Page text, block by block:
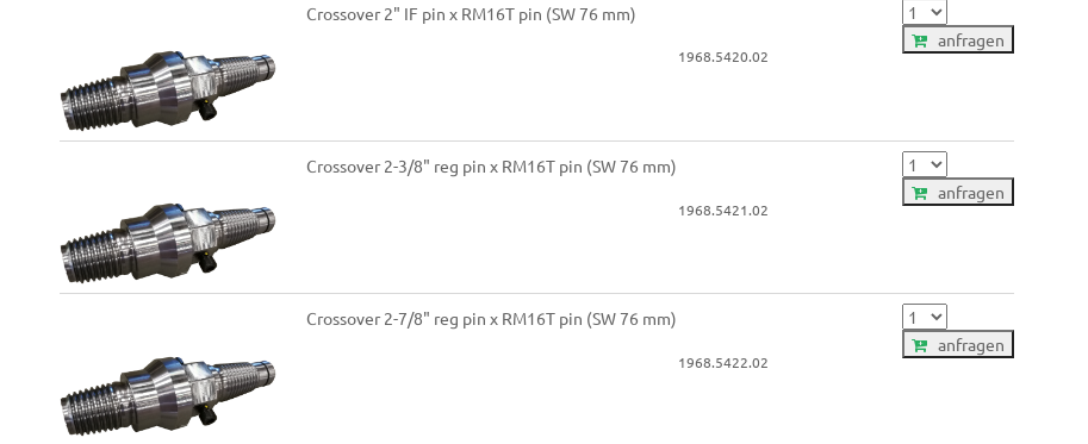
Crossover 2" IF pin x RM16T pin (SW 76 mm)
1968.5420.02
anfragen
Crossover 2-3/8" reg pin x RM16T pin (SW 76 mm)
1968.5421.02
anfragen
Crossover 2-7/8" reg pin x RM16T pin (SW 76 mm)
1968.5422.02
anfragen